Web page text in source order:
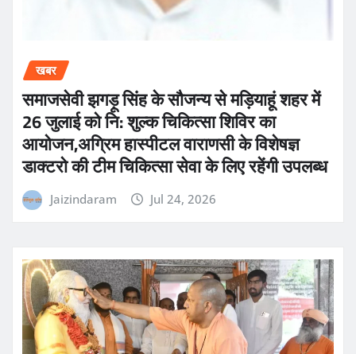
खबर
समाजसेवी झगड़ू सिंह के सौजन्य से मड़ियाहूं शहर में
26 जुलाई को नि: शुल्क चिकित्सा शिविर का
आयोजन,अग्रिम हास्पीटल वाराणसी के विशेषज्ञ
डाक्टरो की टीम चिकित्सा सेवा के लिए रहेंगी उपलब्ध
Jaizindaram Jul 24, 2026